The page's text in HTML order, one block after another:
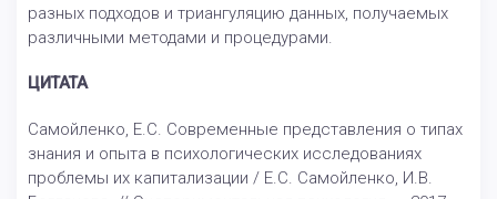
разных подходов и триангуляцию данных, получаемых
различными методами и процедурами.
ЦИТАТА
Самойленко, Е.С. Современные представления о типах
знания и опыта в психологических исследованиях
проблемы их капитализации / Е.С. Самойленко, И.В.